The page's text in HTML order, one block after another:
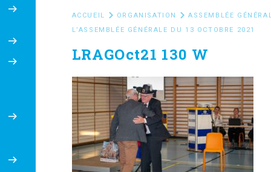
ACCUEIL ORGANISATION
ASSEMBLÉE
L’ASSEMBLÉE GÉNÉRALE DU 13 OCTOBRE 2021
LRAGOct21 130 W